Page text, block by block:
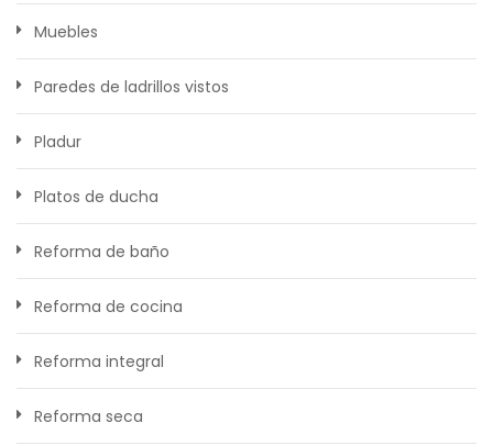
Muebles
Paredes de ladrillos vistos
Pladur
Platos de ducha
Reforma de baño
Reforma de cocina
Reforma integral
Reforma seca